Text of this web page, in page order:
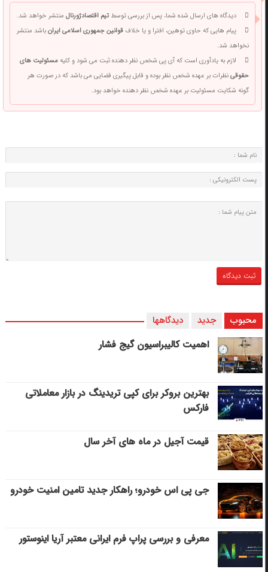
دیدگاه های ارسال شده شما، پس از بررسی توسطتیم اقتصادژورنالمنتشر خواهد شد.
پیام هایی که حاوی توهین، افترا و یا خلافقوانین جمهوری اسلامی ایرانباشد منتشر
نخواهد شد.
لازم به یادآوری است که آی پی شخص نظر دهنده ثبت می شود و کلیهمسئولیت های
حقوقینظرات بر عهده شخص نظر بوده و قابل پیگیری قضایی می باشد که در صورت هر
گونه شکایت مسئولیت بر عهده شخص نظر دهنده خواهد بود.
محبوب جدید دیدگاهها
اهمیت کالیبراسیون گیج فشار
بهترین بروکر برای کپی‌ تریدینگ در بازار معاملاتی
فارکس
قیمت آجیل در ماه های آخر سال
جی پی اس خودرو؛ راهکار جدید تامین امنیت خودرو
معرفی و بررسی پراپ فرم ایرانی معتبر آریا اینوستور